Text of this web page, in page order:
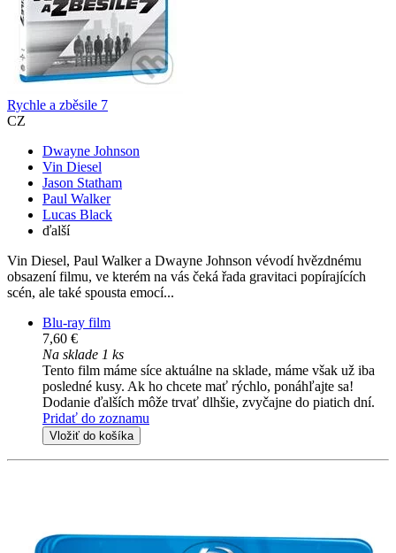
Rychle a zběsile 7
CZ
Dwayne Johnson
Vin Diesel
Jason Statham
Paul Walker
Lucas Black
ďalší
Vin Diesel, Paul Walker a Dwayne Johnson vévodí hvězdnému
obsazení filmu, ve kterém na vás čeká řada gravitaci popírajících
scén, ale také spousta emocí...
Blu-ray film
7,60 €
Na sklade 1 ks
Tento film máme síce aktuálne na sklade, máme však už iba
posledné kusy. Ak ho chcete mať rýchlo, ponáhľajte sa!
Dodanie ďalších môže trvať dlhšie, zvyčajne do piatich dní.
Pridať do zoznamu
Vložiť do košíka